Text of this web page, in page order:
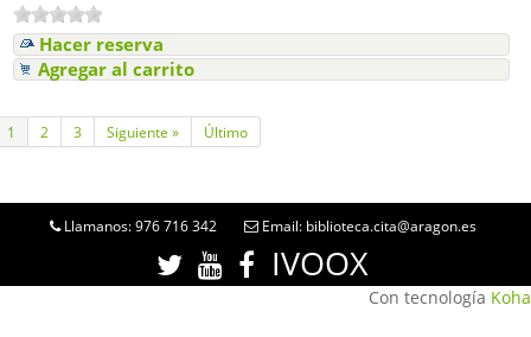
Hacer reserva
Agregar al carrito
1 2 3 Siguiente » Último
Llamanos: 976 716 342 Email: biblioteca.cita@aragon.es
IVOOX
Con tecnología Koha